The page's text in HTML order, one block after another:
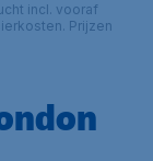
incl. vooraf
Prijzen